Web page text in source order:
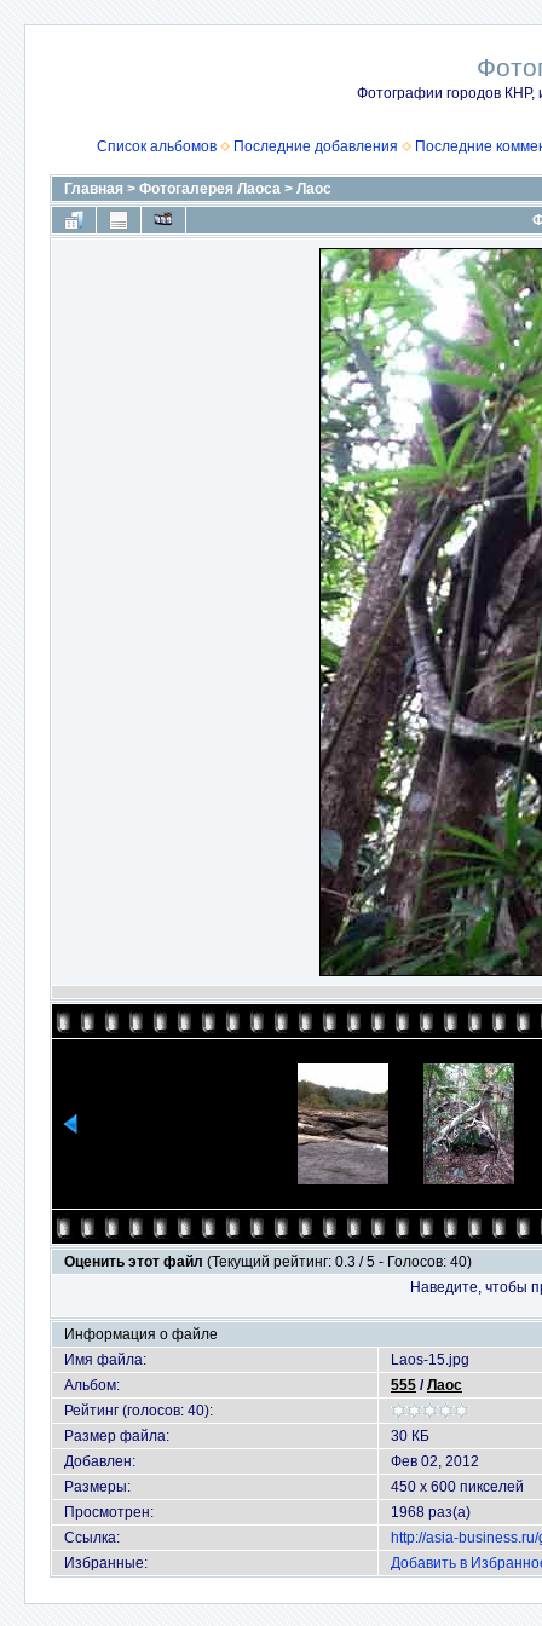
Фотографии городов КНР,
Список альбомов Последние добавления Последние
Главная > Фотогалерея Лаоса > Лаос
Оценить этот файл (Текущий рейтинг: 0.3 / 5 - Голосов: 40)
Наведите, чтобы
Информация о файле
Имя файла:
Laos-15.jpg
Альбом:
555 /Лаос
Рейтинг (голосов: 40):
Размер файла:
30 КБ
Добавлен:
Фев 02, 2012
Размеры:
450 x 600 пикселей
Просмотрен:
1968 раз(а)
Ссылка:
http://asia-
Избранные:
Добавить в